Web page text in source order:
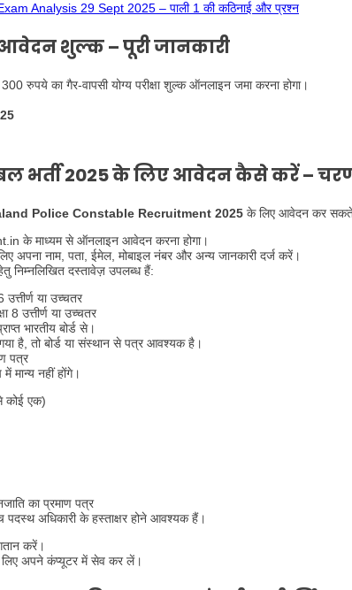
Analysis 29 Sept 2025 – पाली 1 की कठिनाई और प्रश्न
शुल्क – पूरी जानकारी
रुपये का गैर-वापसी योग्य परीक्षा शुल्क ऑनलाइन जमा करना होगा।
भर्ती 2025 के लिए आवेदन कैसे करें –
Police Constable Recruitment 2025 के लिए आवेदन कर सकते
के माध्यम से ऑनलाइन आवेदन करना होगा।
अपना नाम, पता, ईमेल, मोबाइल नंबर और अन्य जानकारी दर्ज करें।
निम्नलिखित दस्तावेज़ उपलब्ध हैं:
या उच्चतर
8 उत्तीर्ण या उच्चतर
भारतीय बोर्ड से।
है, तो बोर्ड या संस्थान से पत्र आवश्यक है।
पत्र
मान्य नहीं होंगे।
कोई एक)
का प्रमाण पत्र
पदस्थ अधिकारी के हस्ताक्षर होने आवश्यक हैं।
करें।
अपने कंप्यूटर में सेव कर लें।